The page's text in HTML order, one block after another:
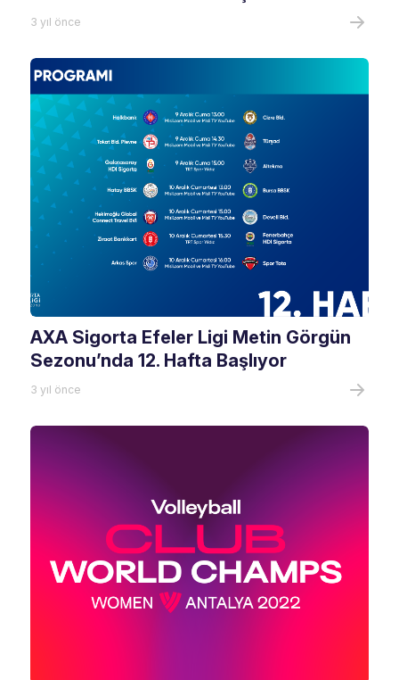
3 yıl önce
AXA Sigorta Efeler Ligi Metin Görgün
Sezonu’nda 12. Hafta Başlıyor
3 yıl önce